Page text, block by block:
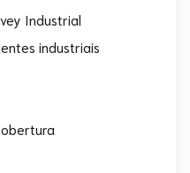
Industrial
industriais